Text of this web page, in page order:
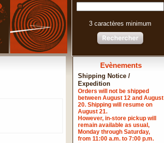
3 caractères minimum
Rechercher
Evènements
Shipping Notice /
Expedition
Orders will not be shipped
between August 12 and August
20. Shipping will resume on
August 21.
However, in-store pickup will
remain available as usual,
Monday through Saturday,
from 11:00 a.m. to 7:00 p.m.